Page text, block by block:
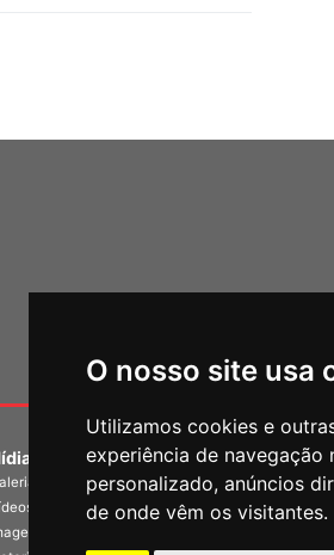
O nosso site usa
Utilizamos cookies e
experiência de
personalizado, anúncios
de onde vêm os visitantes.
Agenda Notícias